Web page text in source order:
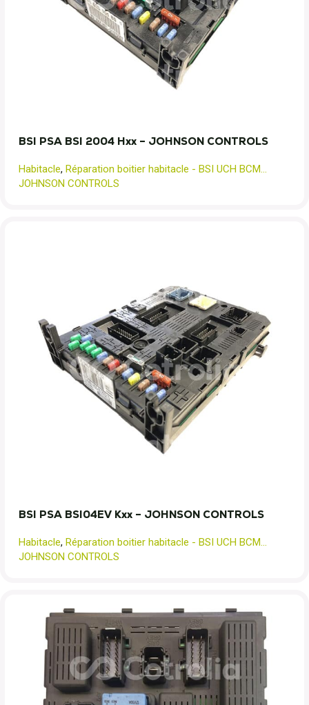
BSI PSA BSI 2004 Hxx – JOHNSON CONTROLS
Habitacle, Réparation boitier habitacle - BSI UCH BCM...
JOHNSON CONTROLS
BSI PSA BSI04EV Kxx – JOHNSON CONTROLS
Habitacle, Réparation boitier habitacle - BSI UCH BCM...
JOHNSON CONTROLS